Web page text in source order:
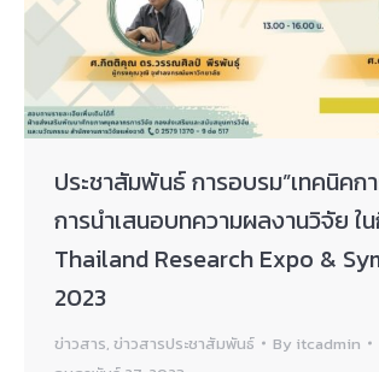
ประชาสัมพันธ์ การอบรม”เทคนิคก
การนำเสนอบทความผลงานวิจัย ใ
Thailand Research Expo &
2023
ข่าวสาร, ข่าวสารประชาสัมพันธ์ By itcadmin